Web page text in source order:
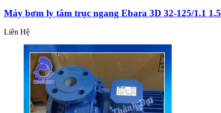
Máy bơm ly tâm trục ngang Ebara 3D 32-125/1.1
Liên Hệ